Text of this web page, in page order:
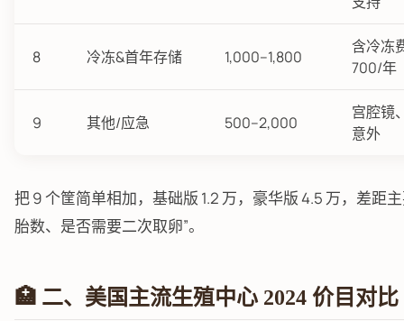
8 冷冻&首年存储 1,000–1,800
含冷冻
700/年
9 其他/应急 500–2,000
宫腔镜
意外
把 9 个筐简单相加，基础版 1.2 万，豪华版 4.5 万，差距
胎数、是否需要二次取卵”。
🏥 二、美国主流生殖中心 2024 价目对比